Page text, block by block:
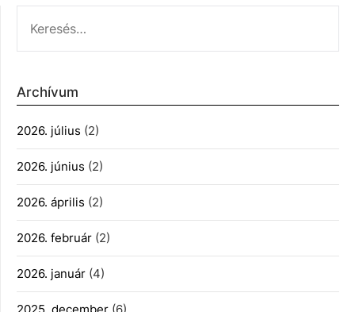
Archívum
2026. július (2)
2026. június (2)
2026. április (2)
2026. február (2)
2026. január (4)